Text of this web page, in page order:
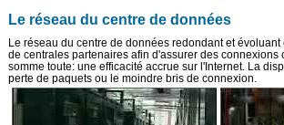
Le réseau du centre de données
Le réseau du centre de données redondant et
de centrales partenaires afin d'assurer des
somme toute: une efficacité accrue sur l'Internet. La
perte de paquets ou le moindre bris de connexion.